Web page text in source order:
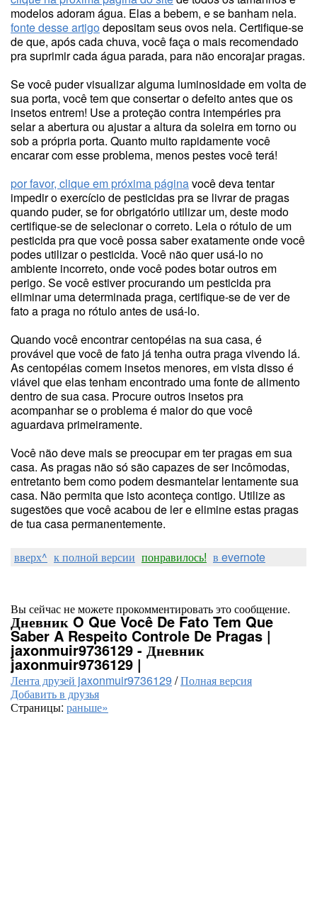
modelos adoram água. Elas a bebem, e se banham nela.
fonte desse artigodepositam seus ovos nela. Certifique-se
de que, após cada chuva, você faça o mais recomendado
pra suprimir cada água parada, para não encorajar pragas.
Se você puder visualizar alguma luminosidade em volta de
sua porta, você tem que consertar o defeito antes que os
insetos entrem! Use a proteção contra intempéries pra
selar a abertura ou ajustar a altura da soleira em torno ou
sob a própria porta. Quanto muito rapidamente você
encarar com esse problema, menos pestes você terá!
por favor, clique em próxima páginavocê deva tentar
impedir o exercício de pesticidas pra se livrar de pragas
quando puder, se for obrigatório utilizar um, deste modo
certifique-se de selecionar o correto. Leia o rótulo de um
pesticida pra que você possa saber exatamente onde você
podes utilizar o pesticida. Você não quer usá-lo no
ambiente incorreto, onde você podes botar outros em
perigo. Se você estiver procurando um pesticida pra
eliminar uma determinada praga, certifique-se de ver de
fato a praga no rótulo antes de usá-lo.
Quando você encontrar centopéias na sua casa, é
provável que você de fato já tenha outra praga vivendo lá.
As centopéias comem insetos menores, em vista disso é
viável que elas tenham encontrado uma fonte de alimento
dentro de sua casa. Procure outros insetos pra
acompanhar se o problema é maior do que você
aguardava primeiramente.
Você não deve mais se preocupar em ter pragas em sua
casa. As pragas não só são capazes de ser incômodas,
entretanto bem como podem desmantelar lentamente sua
casa. Não permita que isto aconteça contigo. Utilize as
sugestões que você acabou de ler e elimine estas pragas
de tua casa permanentemente.
вверх^ к полной версии понравилось! в evernote
Вы сейчас не можете прокомментировать это сообщение.
Дневник O Que Você De Fato Tem Que
Saber A Respeito Controle De Pragas |
jaxonmuir9736129 - Дневник
jaxonmuir9736129 |
Лента друзей jaxonmuir9736129 /Полная версия
Добавить в друзья
Страницы: раньше»